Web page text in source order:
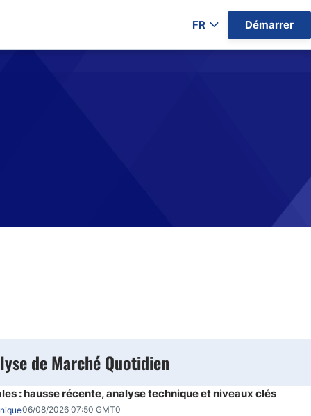
Démarrer
FR
de Marché Quotidien
: hausse récente, analyse technique et niveaux clés
06/08/2026 07:50 GMT0